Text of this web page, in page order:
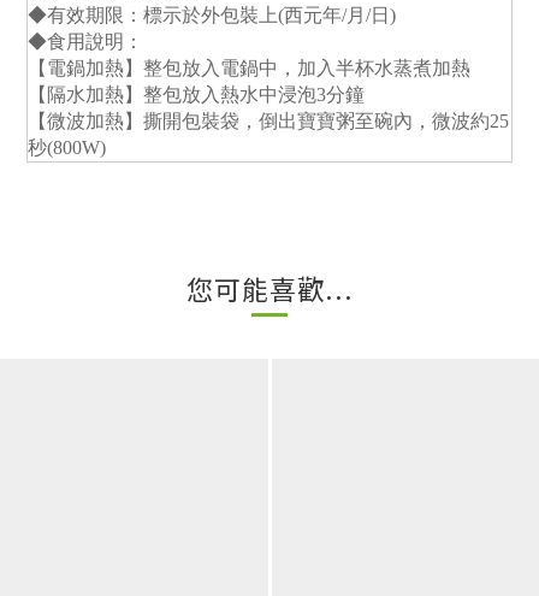
◆有效期限：標示於外包裝上(西元年/月/日)
◆食用說明：
【電鍋加熱】整包放入電鍋中，加入半杯水蒸煮加熱
【隔水加熱】整包放入熱水中浸泡3分鐘
【微波加熱】撕開包裝袋，倒出寶寶粥至碗內，微波約25
秒(800W)
您可能喜歡...